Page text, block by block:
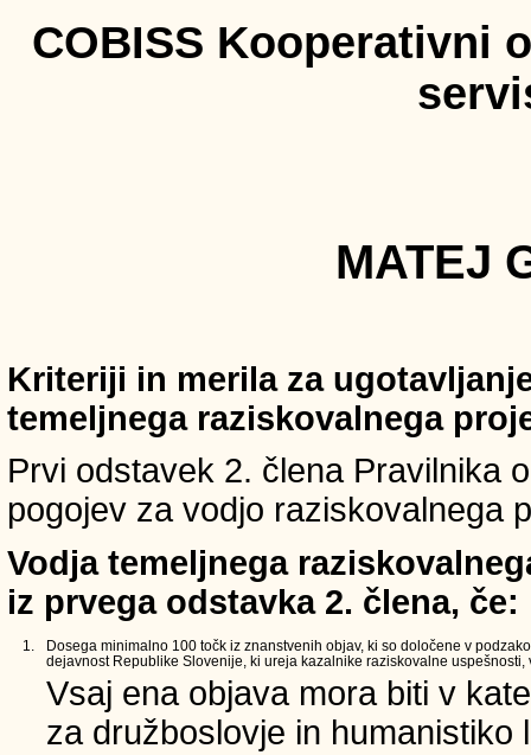
COBISS Kooperativni
MATEJ
Kriteriji in merila za
temeljnega raziskovalnega
Prvi odstavek 2. člena Pravilnika
pogojev za vodjo raziskovalnega
Vodja temeljnega
iz prvega odstavka 2. člena, če:
1.
Dosega minimalno 100 točk iz znanstvenih objav, ki so določene v
dejavnost Republike Slovenije, ki ureja kazalnike raziskovalne uspešnosti,
Vsaj ena objava mora biti v
za družboslovje in humanistiko